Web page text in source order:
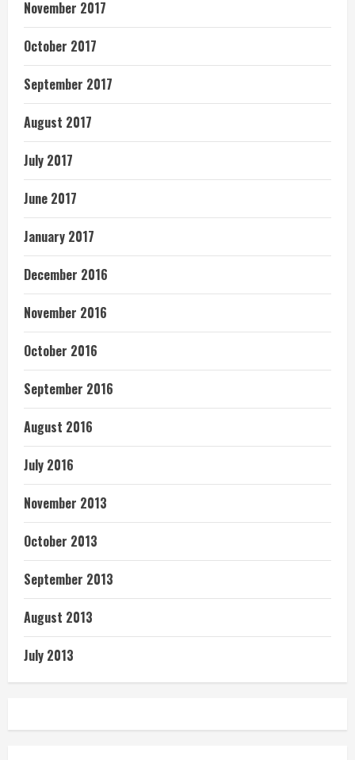
November 2017
October 2017
September 2017
August 2017
July 2017
June 2017
January 2017
December 2016
November 2016
October 2016
September 2016
August 2016
July 2016
November 2013
October 2013
September 2013
August 2013
July 2013